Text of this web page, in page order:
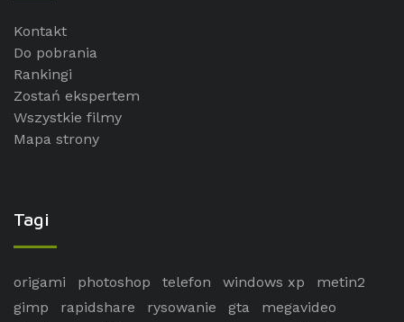
Kontakt
Do pobrania
Rankingi
Zostań ekspertem
Wszystkie filmy
Mapa strony
Tagi
origami photoshop telefon windows xp
metin2
gimp
rapidshare rysowanie gta
megavideo